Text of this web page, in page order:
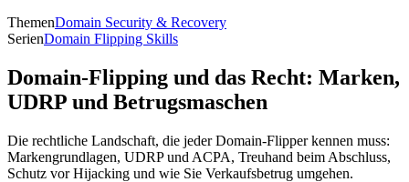
ThemenDomain Security & Recovery
SerienDomain Flipping Skills
Domain-Flipping und das Recht: Marken,
UDRP und Betrugsmaschen
Die rechtliche Landschaft, die jeder Domain-Flipper kennen muss:
Markengrundlagen, UDRP und ACPA, Treuhand beim Abschluss,
Schutz vor Hijacking und wie Sie Verkaufsbetrug umgehen.